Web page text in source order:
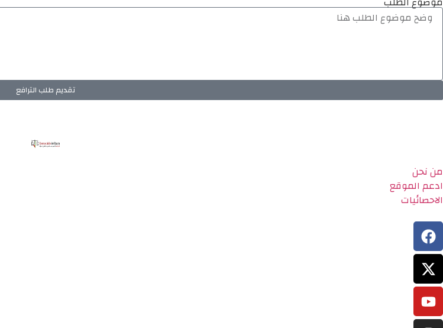
تقديم طلب الترافع
من نحن
ادعم الموقع
الاحصائيات